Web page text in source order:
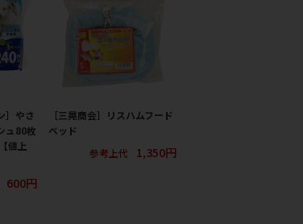
］やさ
ュ80枚
値上
600円
［三晃商会］リスハムフード
ベッド
参考上代
1,350円